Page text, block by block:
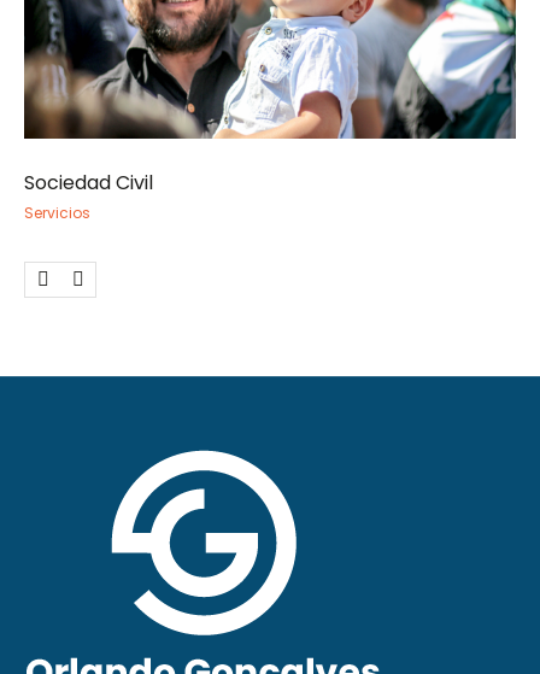
Sociedad Civil
Servicios